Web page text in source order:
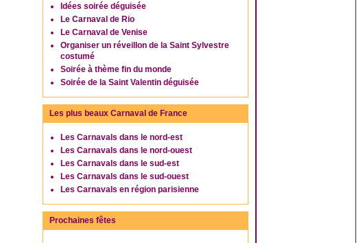
Idées soirée déguisée
Le Carnaval de Rio
Le Carnaval de Venise
Organiser un réveillon de la Saint Sylvestre
costumé
Soirée à thème fin du monde
Soirée de la Saint Valentin déguisée
Les plus beaux Carnaval de France
Les Carnavals dans le nord-est
Les Carnavals dans le nord-ouest
Les Carnavals dans le sud-est
Les Carnavals dans le sud-ouest
Les Carnavals en région parisienne
Prochaines fêtes